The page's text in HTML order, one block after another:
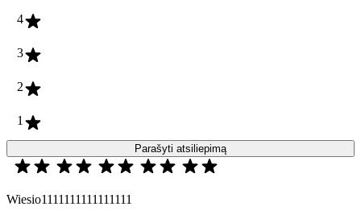
4
3
2
1
Parašyti atsiliepimą
Wiesio1111111111111111